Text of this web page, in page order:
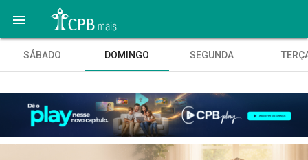

SÁBADO DOMINGO SEGUNDA